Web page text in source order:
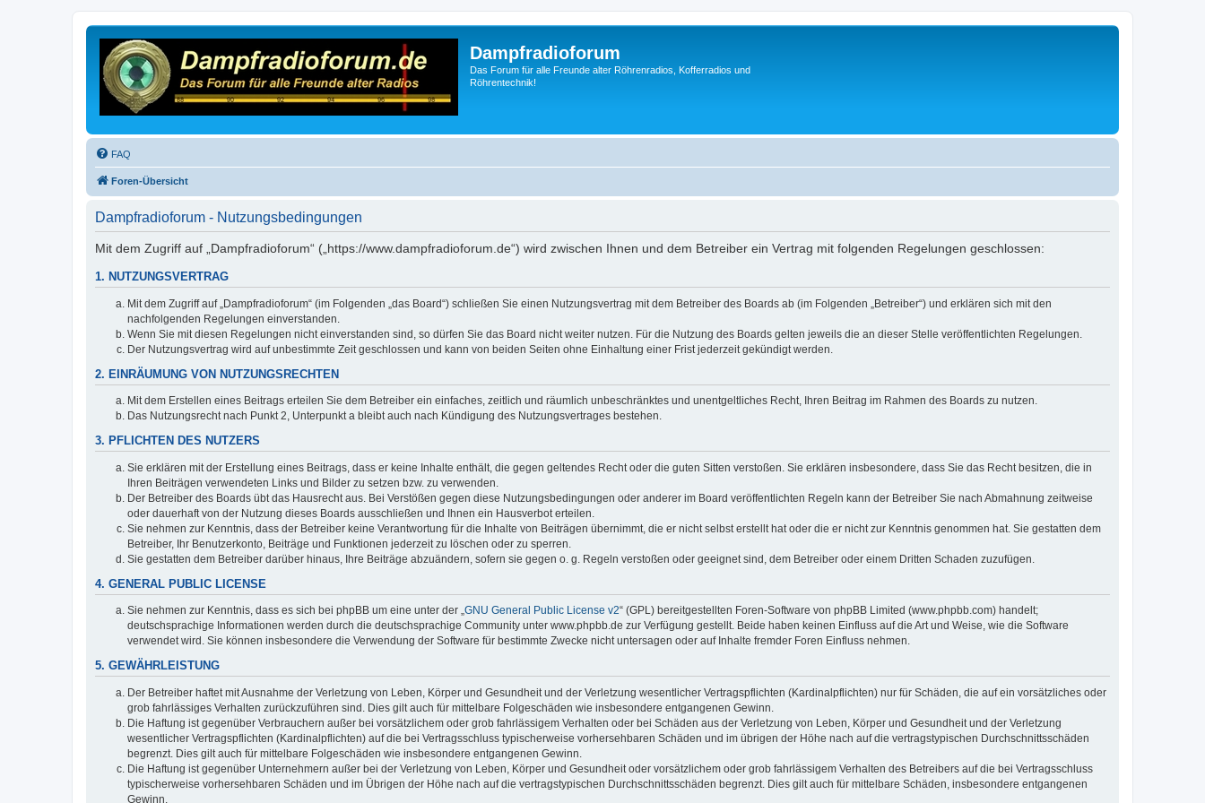
Dampfradioforum
Das Forum für alle Freunde alter Röhrenradios, Kofferradios und
Röhrentechnik!
FAQ
Foren-Übersicht
Dampfradioforum - Nutzungsbedingungen
Mit dem Zugriff auf „Dampfradioforum“ („https://www.dampfradioforum.de“) wird zwischen Ihnen und dem Betreiber ein Vertrag mit folgenden Regelungen geschlossen:
1. NUTZUNGSVERTRAG
Mit dem Zugriff auf „Dampfradioforum“ (im Folgenden „das Board“) schließen Sie einen Nutzungsvertrag mit dem Betreiber des Boards ab (im Folgenden „Betreiber“) und erklären sich mit den
nachfolgenden Regelungen einverstanden.
Wenn Sie mit diesen Regelungen nicht einverstanden sind, so dürfen Sie das Board nicht weiter nutzen. Für die Nutzung des Boards gelten jeweils die an dieser Stelle veröffentlichten Regelungen.
Der Nutzungsvertrag wird auf unbestimmte Zeit geschlossen und kann von beiden Seiten ohne Einhaltung einer Frist jederzeit gekündigt werden.
2. EINRÄUMUNG VON NUTZUNGSRECHTEN
Mit dem Erstellen eines Beitrags erteilen Sie dem Betreiber ein einfaches, zeitlich und räumlich unbeschränktes und unentgeltliches Recht, Ihren Beitrag im Rahmen des Boards zu nutzen.
Das Nutzungsrecht nach Punkt 2, Unterpunkt a bleibt auch nach Kündigung des Nutzungsvertrages bestehen.
3. PFLICHTEN DES NUTZERS
Sie erklären mit der Erstellung eines Beitrags, dass er keine Inhalte enthält, die gegen geltendes Recht oder die guten Sitten verstoßen. Sie erklären insbesondere, dass Sie das Recht besitzen, die in
Ihren Beiträgen verwendeten Links und Bilder zu setzen bzw. zu verwenden.
Der Betreiber des Boards übt das Hausrecht aus. Bei Verstößen gegen diese Nutzungsbedingungen oder anderer im Board veröffentlichten Regeln kann der Betreiber Sie nach Abmahnung zeitweise
oder dauerhaft von der Nutzung dieses Boards ausschließen und Ihnen ein Hausverbot erteilen.
Sie nehmen zur Kenntnis, dass der Betreiber keine Verantwortung für die Inhalte von Beiträgen übernimmt, die er nicht selbst erstellt hat oder die er nicht zur Kenntnis genommen hat. Sie gestatten dem
Betreiber, Ihr Benutzerkonto, Beiträge und Funktionen jederzeit zu löschen oder zu sperren.
Sie gestatten dem Betreiber darüber hinaus, Ihre Beiträge abzuändern, sofern sie gegen o. g. Regeln verstoßen oder geeignet sind, dem Betreiber oder einem Dritten Schaden zuzufügen.
4. GENERAL PUBLIC LICENSE
Sie nehmen zur Kenntnis, dass es sich bei phpBB um eine unter der „GNU General Public License v2“ (GPL) bereitgestellten Foren-Software von phpBB Limited (www.phpbb.com) handelt;
deutschsprachige Informationen werden durch die deutschsprachige Community unter www.phpbb.de zur Verfügung gestellt. Beide haben keinen Einfluss auf die Art und Weise, wie die Software
verwendet wird. Sie können insbesondere die Verwendung der Software für bestimmte Zwecke nicht untersagen oder auf Inhalte fremder Foren Einfluss nehmen.
5. GEWÄHRLEISTUNG
Der Betreiber haftet mit Ausnahme der Verletzung von Leben, Körper und Gesundheit und der Verletzung wesentlicher Vertragspflichten (Kardinalpflichten) nur für Schäden, die auf ein vorsätzliches oder
grob fahrlässiges Verhalten zurückzuführen sind. Dies gilt auch für mittelbare Folgeschäden wie insbesondere entgangenen Gewinn.
Die Haftung ist gegenüber Verbrauchern außer bei vorsätzlichem oder grob fahrlässigem Verhalten oder bei Schäden aus der Verletzung von Leben, Körper und Gesundheit und der Verletzung
wesentlicher Vertragspflichten (Kardinalpflichten) auf die bei Vertragsschluss typischerweise vorhersehbaren Schäden und im übrigen der Höhe nach auf die vertragstypischen Durchschnittsschäden
begrenzt. Dies gilt auch für mittelbare Folgeschäden wie insbesondere entgangenen Gewinn.
Die Haftung ist gegenüber Unternehmern außer bei der Verletzung von Leben, Körper und Gesundheit oder vorsätzlichem oder grob fahrlässigem Verhalten des Betreibers auf die bei Vertragsschluss
typischerweise vorhersehbaren Schäden und im Übrigen der Höhe nach auf die vertragstypischen Durchschnittsschäden begrenzt. Dies gilt auch für mittelbare Schäden, insbesondere entgangenen
Gewinn.